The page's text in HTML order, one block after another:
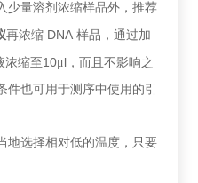
少量溶剂浓缩样品外，推荐
再浓缩 DNA样品，通过加
浓缩至 10μl ，而且不影响之
也可用于测序中使用的引
地选择相对低的温度，只要